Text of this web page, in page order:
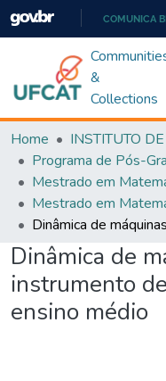
COMUNICA
&
Collections
Home
Dinâmica de
instrumento
ensino médio